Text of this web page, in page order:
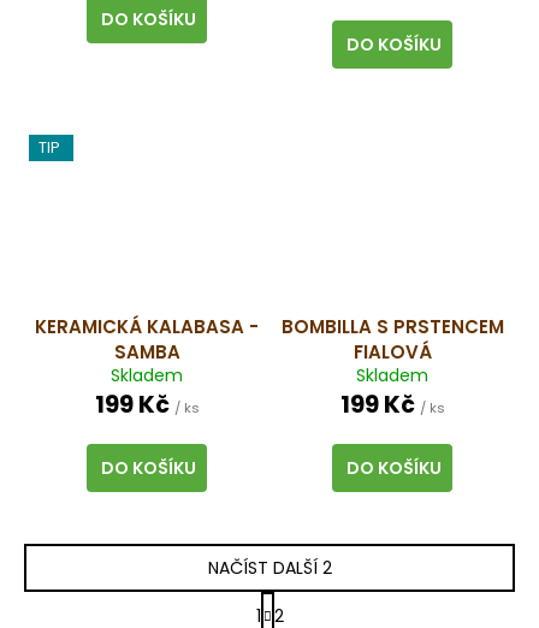
DO KOŠÍKU
DO KOŠÍKU
TIP
KERAMICKÁ KALABASA -
SAMBA
Skladem
199 Kč / ks
DO KOŠÍKU
BOMBILLA S PRSTENCEM
FIALOVÁ
Skladem
199 Kč / ks
DO KOŠÍKU
NAČÍST DALŠÍ 2
S
1 2